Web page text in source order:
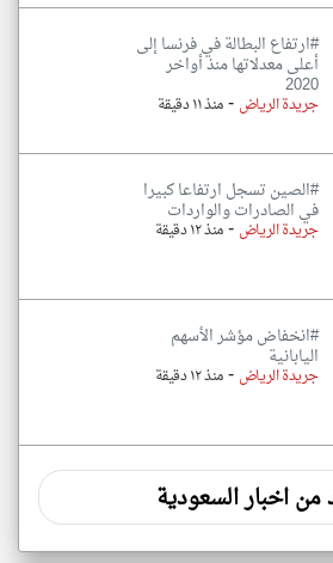
#ارتفاع البطالة في فرنسا إلى
أعلى معدلاتها منذ أواخر
2020
جريدة الرياض -منذ ١١ دقيقة
#الصين تسجل ارتفاعا كبيرا
في الصادرات والواردات
جريدة الرياض -منذ ١٢ دقيقة
#انخفاض ‌مؤشر الأسهم
اليابانية
جريدة الرياض -منذ ١٢ دقيقة
من اخبار السعودية